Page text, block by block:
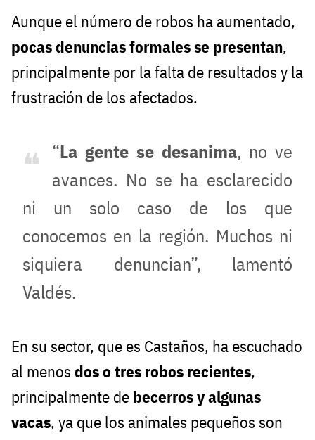
Aunque el número de robos ha aumentado,
pocas denuncias formales se presentan,
principalmente por la falta de resultados y la
frustración de los afectados.
“La gente se desanima, no ve
avances. No se ha esclarecido
ni un solo caso de los que
conocemos en la región. Muchos ni
siquiera denuncian”, lamentó
Valdés.
En su sector, que es Castaños, ha escuchado
al menos dos o tres robos recientes,
principalmente de becerros y algunas
vacas, ya que los animales pequeños son